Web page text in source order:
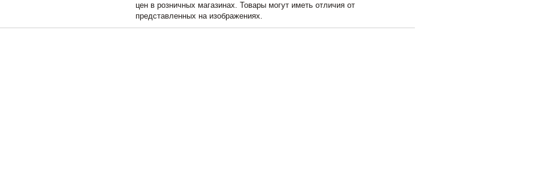
цен в розничных магазинах. Товары могут иметь отличия от
представленных на изображениях.